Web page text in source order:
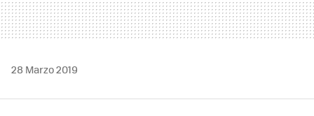
28 Marzo 2019